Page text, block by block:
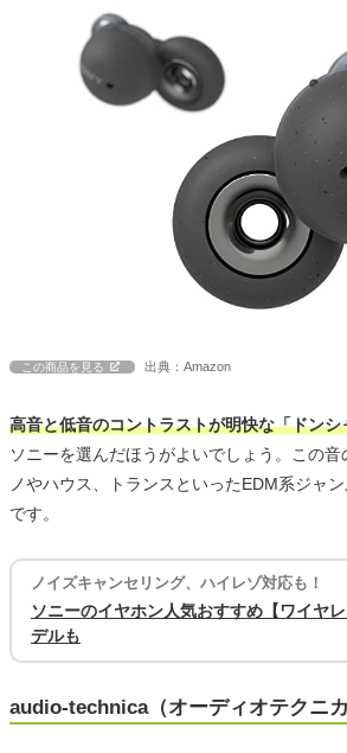
この商品を見る 出典：Amazon
高音と低音のコントラストが明快な「ドンシ
ソニーを選んだほうがよいでしょう。この音
ノやハウス、トランスといったEDM系ジャ
です。
ノイズキャンセリング、ハイレゾ対応も！
ソニーのイヤホン人気おすすめ【ワイヤ
デルも
audio-technica（オーディオテクニカ